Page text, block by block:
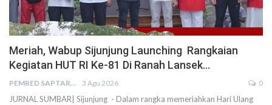
Meriah, Wabup Sijunjung Launching Rangkaian
Kegiatan HUT RI Ke-81 Di Ranah Lansek…
PEMRED SAPTARIUS 3 Agu 2026 0
JURNAL SUMBAR| Sijunjung - Dalam rangka memeriahkan Hari Ulang